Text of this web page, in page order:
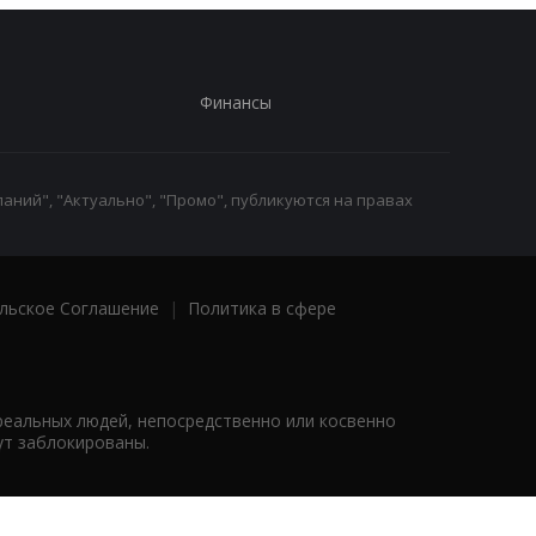
Финансы
"Актуально", "Промо", публикуются на правах
Соглашение |
Политика в сфере
людей, непосредственно или косвенно
заблокированы.